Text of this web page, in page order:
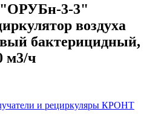
"ОРУБн-3-3"
воздуха
бактерицидный,
м3/ч
и рециркуляры КРОНТ